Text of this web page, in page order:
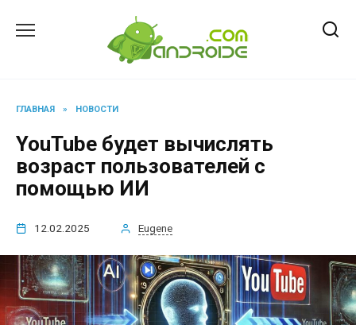
ГЛАВНАЯ » НОВОСТИ
YouTube будет вычислять
возраст пользователей с
помощью ИИ
12.02.2025 Eugene